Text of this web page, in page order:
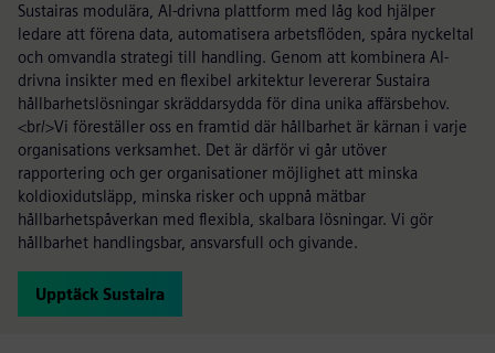
Sustairas modulära, AI-drivna plattform med låg kod hjälper
ledare att förena data, automatisera arbetsflöden, spåra nyckeltal
och omvandla strategi till handling. Genom att kombinera AI-
drivna insikter med en flexibel arkitektur levererar Sustaira
hållbarhetslösningar skräddarsydda för dina unika affärsbehov.
<br/>Vi föreställer oss en framtid där hållbarhet är kärnan i varje
organisations verksamhet. Det är därför vi går utöver
rapportering och ger organisationer möjlighet att minska
koldioxidutsläpp, minska risker och uppnå mätbar
hållbarhetspåverkan med flexibla, skalbara lösningar. Vi gör
hållbarhet handlingsbar, ansvarsfull och givande.
Upptäck Sustaira